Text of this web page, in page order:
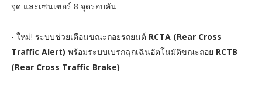
จุด และเซนเซอร์ 8 จุดรอบคัน
- ใหม่! ระบบช่วยเตือนขณะถอยรถยนต์ RCTA (Rear Cross
Traffic Alert) พร้อมระบบเบรกฉุกเฉินอัตโนมัติขณะถอย RCTB
(Rear Cross Traffic Brake)